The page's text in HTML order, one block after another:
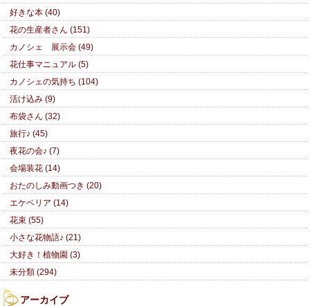
好きな本 (40)
花の生産者さん (151)
カノシェ 展示会 (49)
花仕事マニュアル (5)
カノシェの気持ち (104)
活け込み (9)
布袋さん (32)
旅行♪ (45)
夜花の会♪ (7)
会場装花 (14)
おたのしみ動画つき (20)
エケベリア (14)
花束 (55)
小さな花物語♪ (21)
大好き！植物園 (3)
未分類 (294)
アーカイブ